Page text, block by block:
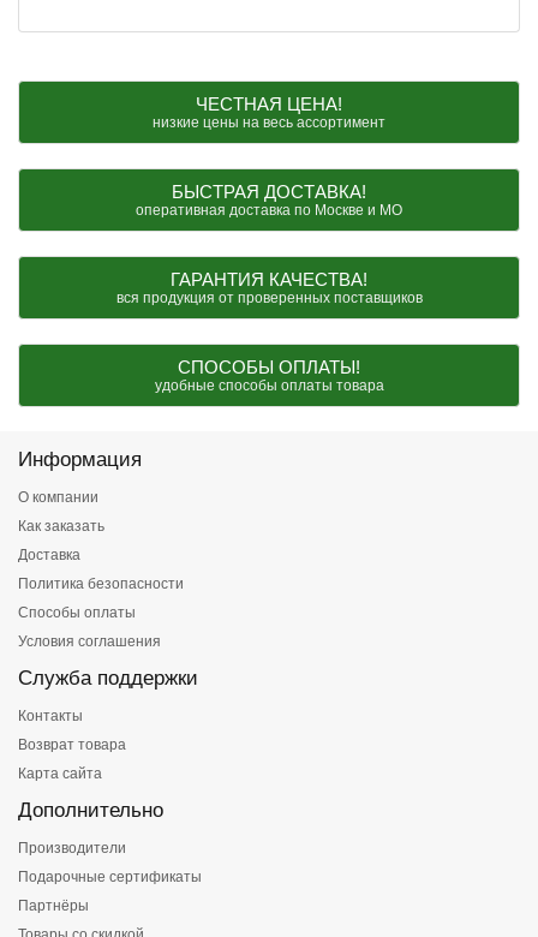
ЧЕСТНАЯ ЦЕНА!
низкие цены на весь ассортимент
БЫСТРАЯ ДОСТАВКА!
оперативная доставка по Москве и МО
ГАРАНТИЯ КАЧЕСТВА!
вся продукция от проверенных поставщиков
СПОСОБЫ ОПЛАТЫ!
удобные способы оплаты товара
Информация
О компании
Как заказать
Доставка
Политика безопасности
Способы оплаты
Условия соглашения
Служба поддержки
Контакты
Возврат товара
Карта сайта
Дополнительно
Производители
Подарочные сертификаты
Партнёры